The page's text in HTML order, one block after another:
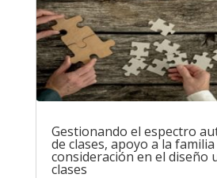
Gestionando el espectro
de clases, apoyo a la familia
consideración en el diseño
clases